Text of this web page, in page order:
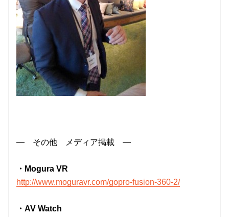
― その他 メディア掲載 ―
・Mogura VR
http://www.moguravr.com/gopro-fusion-360-2/
・AV Watch